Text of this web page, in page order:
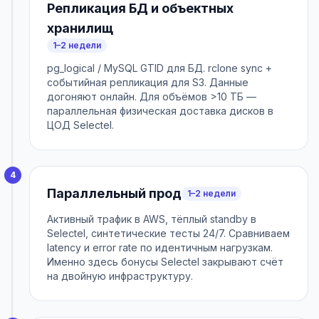
Репликация БД и объектных
хранилищ
1–2 недели
pg_logical / MySQL GTID для БД. rclone sync +
событийная репликация для S3. Данные
догоняют онлайн. Для объёмов >10 ТБ —
параллельная физическая доставка дисков в
ЦОД Selectel.
4
Параллельный прод 1–2 недели
Активный трафик в AWS, тёплый standby в
Selectel, синтетические тесты 24/7. Сравниваем
latency и error rate по идентичным нагрузкам.
Именно здесь бонусы Selectel закрывают счёт
на двойную инфраструктуру.